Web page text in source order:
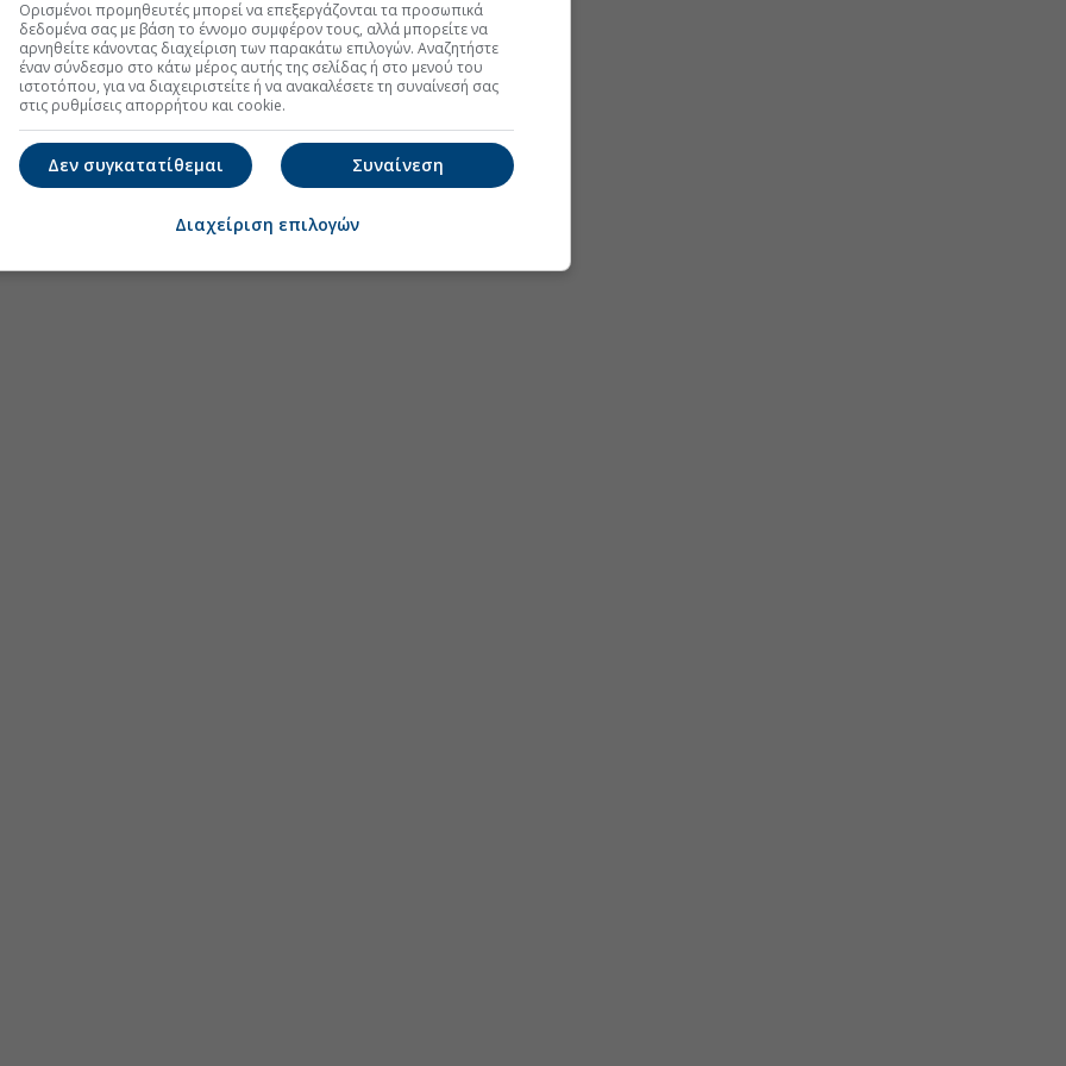
Ορισμένοι προμηθευτές μπορεί να επεξεργάζονται τα προσωπικά
δεδομένα σας με βάση το έννομο συμφέρον τους, αλλά μπορείτε να
αρνηθείτε κάνοντας διαχείριση των παρακάτω επιλογών. Αναζητήστε
έναν σύνδεσμο στο κάτω μέρος αυτής της σελίδας ή στο μενού του
ιστοτόπου, για να διαχειριστείτε ή να ανακαλέσετε τη συναίνεσή σας
στις ρυθμίσεις απορρήτου και cookie.
Συναίνεση
Δεν συγκατατίθεμαι
Διαχείριση επιλογών